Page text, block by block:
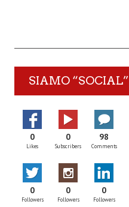
SIAMO “SOCIAL”
0
Likes
0
Subscribers
98
Comments
0
Followers
0
Followers
0
Followers